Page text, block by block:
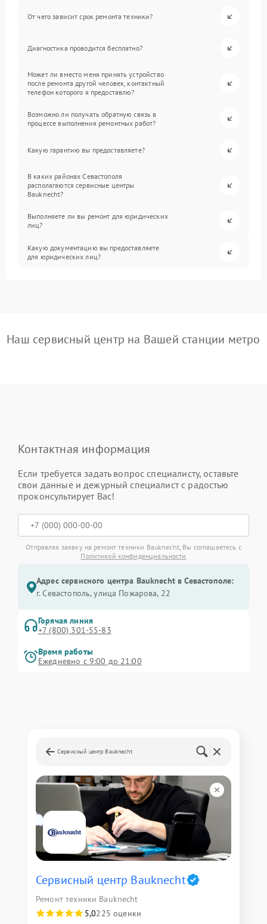
От чего зависит срок ремонта техники?
Диагностика проводится бесплатно?
Может ли вместо меня принять устройство
после ремонта другой человек, контактный
телефон которого я предоставлю?
Возможно ли получать обратную связь в
процессе выполнения ремонтных работ?
Какую гарантию вы предоставляете?
В каких районах Севастополя
располагаются сервисные центры
Bauknecht?
Выполняете ли вы ремонт для юридических
лиц?
Какую документацию вы предоставляете
для юридических лиц?
Наш сервисный центр на Вашей станции метро
Контактная информация
Если требуется задать вопрос специалисту, оставьте
свои данные и дежурный специалист с радостью
проконсультирует Вас!
Отправляя заявку на ремонт техники Bauknecht, Вы соглашаетесь с
Политикой конфиденциальности
Адрес сервисного центра Bauknecht в Севастополе:
г. Севастополь, улица Пожарова, 22
Горячая линия
+7 (800) 301-55-83
Время работы
Ежедневно с 9:00 до 21:00
Сервисный центр Bauknecht
Сервисный центр Bauknecht
Ремонт техники Bauknecht
5,0225 оценки